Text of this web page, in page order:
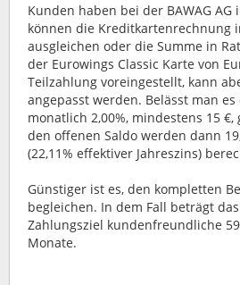
Kunden haben bei der BAWAG AG
können die Kreditkartenrechnung
ausgleichen oder die Summe in
der Eurowings Classic Karte von
Teilzahlung voreingestellt, kann
angepasst werden. Belässt man es
monatlich 2,00%, mindestens 15
den offenen Saldo werden dann
(22,11% effektiver Jahreszins)
Günstiger ist es, den kompletten
begleichen. In dem Fall beträgt
Zahlungsziel kundenfreundliche
Monate.